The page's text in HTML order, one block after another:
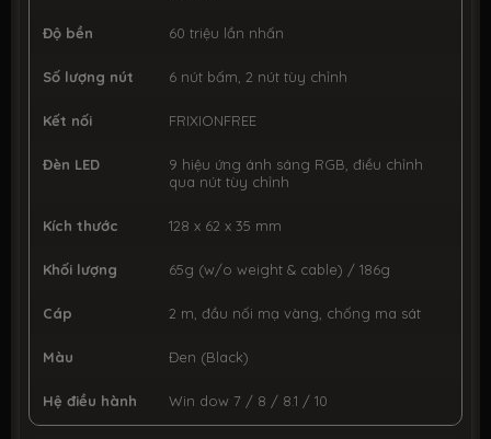
Độ bền 60 triệu lần nhấn
Số lượng nút 6 nút bấm, 2 nút tùy chỉnh
Kết nối FRIXIONFREE
Đèn LED
9 hiệu ứng ánh sáng RGB, điều chỉnh
qua nút tùy chỉnh
Kích thước 128 x 62 x 35 mm
Khối lượng 65g (w/o weight & cable) / 186g
Cáp 2 m, đầu nối mạ vàng, chống ma sát
Màu Đen (Black)
Hệ điều hành Win dow 7 / 8 / 8.1 / 10